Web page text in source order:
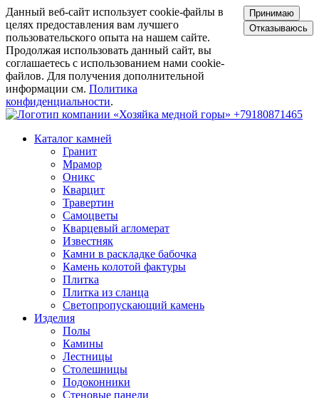
Данный веб-сайт использует cookie-файлы в
целях предоставления вам лучшего
пользовательского опыта на нашем сайте.
Продолжая использовать данный сайт, вы
соглашаетесь с использованием нами cookie-
файлов. Для получения дополнительной
информации см. Политика
конфиденциальности.
Принимаю
Отказываюсь
+79180871465
Каталог камней
Гранит
Мрамор
Оникс
Кварцит
Травертин
Самоцветы
Кварцевый агломерат
Известняк
Камни в раскладке бабочка
Камень колотой фактуры
Плитка
Плитка из сланца
Светопропускающий камень
Изделия
Полы
Камины
Лестницы
Столешницы
Подоконники
Стеновые панели